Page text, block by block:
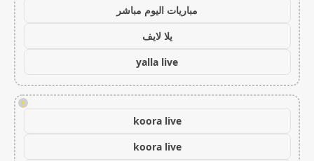
مباريات اليوم مباشر
يلا لايف
yalla live
!
koora live
koora live